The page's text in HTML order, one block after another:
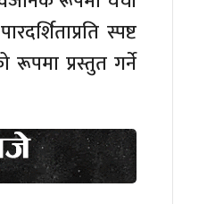
स्पष्ट
रूपमा प्रस्तुत गर्ने